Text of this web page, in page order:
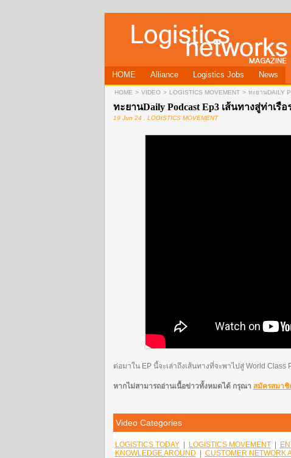
HOME Alliance Logistics Jobs News
HOME > VIDEO > LOGISTICS MOVEMENT > ทะยานDAILY
ทะยานDaily Podcast Ep3 เส้นทางสู่ท่าเรื
19 Jun 24 , LOGISTICS MOVEMENT
ต่อมาใน EP นี้จะเล่าถึงเส้นทางที่จะพาไปสู่ World
หากไม่สามารถอ่านเนื้อข่าวทั้งหมดได้ กรุณา สมัครสมาชิ
Video Categories
LOGISTICS TODAY| LOGISTICS MOVEMENT|
KNOWLEDGE AROUND
CUSTOMER NETWORK